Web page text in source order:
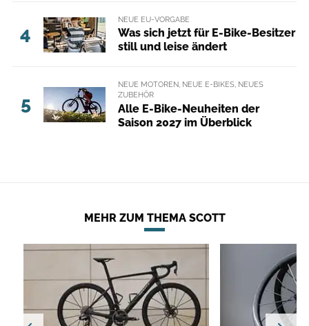
4
NEUE EU-VORGABE
Was sich jetzt für E-Bike-Besitzer
still und leise ändert
5
NEUE MOTOREN, NEUE E-BIKES, NEUES
ZUBEHÖR
Alle E-Bike-Neuheiten der
Saison 2027 im Überblick
MEHR ZUM THEMA SCOTT